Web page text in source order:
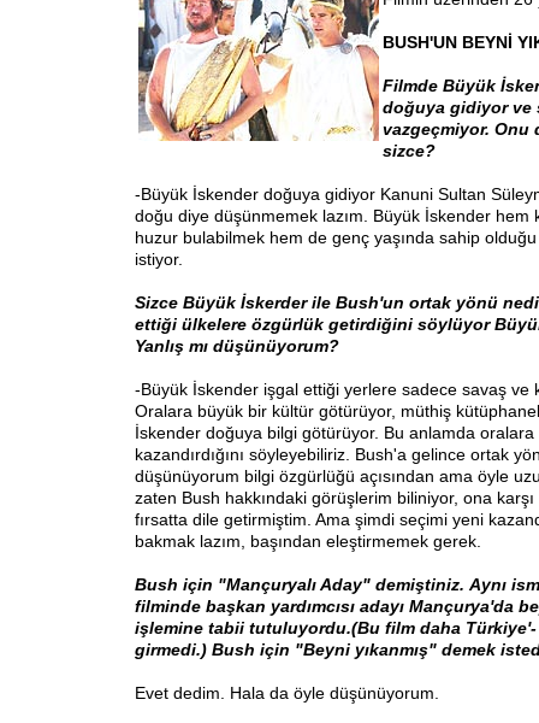
BUSH'UN BEYNİ
Filmde Büyük
doğuya gidiyor ve
vazgeçmiyor. Onu
sizce?
-Büyük İskender doğuya gidiyor Kanuni Sultan
doğu diye düşünmemek lazım. Büyük İskender hem
huzur bulabilmek hem de genç yaşında sahip
istiyor.
Sizce Büyük İskerder ile Bush'un ortak yönü
ettiği ülkelere özgürlük getirdiğini söylüyor
Yanlış mı düşünüyorum?
-Büyük İskender işgal ettiği yerlere sadece savaş ve
Oralara büyük bir kültür götürüyor, müthiş
İskender doğuya bilgi götürüyor. Bu anlamda oralara
kazandırdığını söyleyebiliriz. Bush'a gelince ortak
düşünüyorum bilgi özgürlüğü açısından ama öyle
zaten Bush hakkındaki görüşlerim biliniyor, ona
fırsatta dile getirmiştim. Ama şimdi seçimi yeni
bakmak lazım, başından eleştirmemek gerek.
Bush için "Mançuryalı Aday" demiştiniz. Aynı
filminde başkan yardımcısı adayı Mançurya'da
işlemine tabii tutuluyordu.(Bu film daha
girmedi.) Bush için "Beyni yıkanmış" demek
Evet dedim. Hala da öyle düşünüyorum.